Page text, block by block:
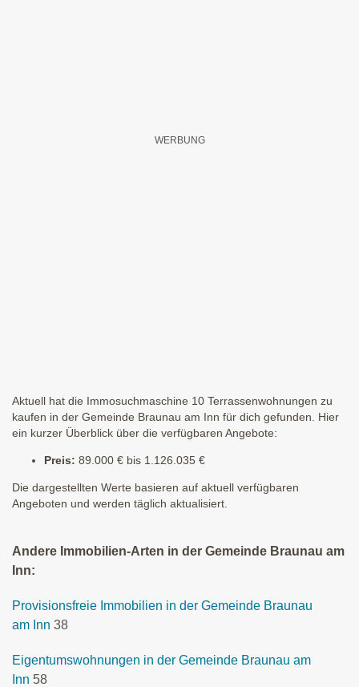
Aktuell hat die Immosuchmaschine 10 Terrassenwohnungen zu
kaufen in der Gemeinde Braunau am Inn für dich gefunden. Hier
ein kurzer Überblick über die verfügbaren Angebote:
Preis: 89.000 € bis 1.126.035 €
Die dargestellten Werte basieren auf aktuell verfügbaren
Angeboten und werden täglich aktualisiert.
Andere Immobilien-Arten in der Gemeinde Braunau am
Inn:
Provisionsfreie Immobilien in der Gemeinde Braunau
am Inn 38
Eigentumswohnungen in der Gemeinde Braunau am
Inn 58